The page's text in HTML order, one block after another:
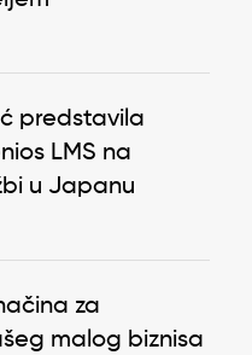
predstavila
LMS na
u Japanu
za
malog biznisa